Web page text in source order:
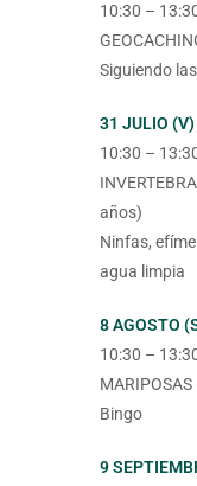
10:30 –
Siguiendo
31 JULIO
10:30 –
años)
Ninfas,
agua limpia
8 AGOSTO
10:30 –
Bingo
9